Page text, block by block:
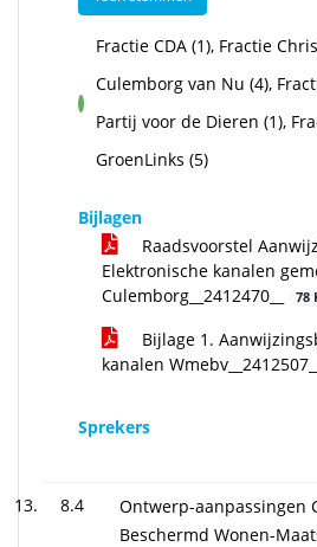
voor
Fractie CDA (1), Fractie
Culemborg van Nu (4),
Partij voor de Dieren (1),
GroenLinks (5)
Bijlagen
Raadsvoorstel
Elektronische kanalen
Culemborg__2412470__
78
Bijlage 1.
kanalen Wmebv__2412507__
Sprekers
8.4
Ontwerp-aanpassingen
Beschermd Wonen-